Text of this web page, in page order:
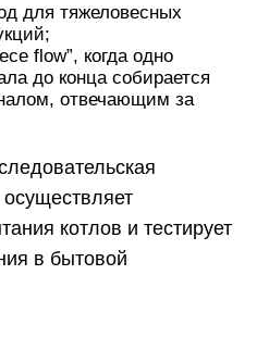
для тяжеловесных
flow”, когда одно
до конца собирается
отвечающим за
котлов и тестирует
в бытовой